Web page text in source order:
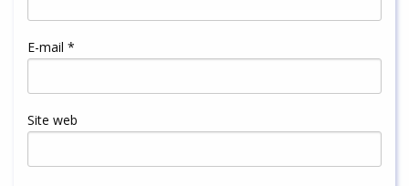
E-mail *
Site web